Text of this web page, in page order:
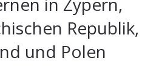
Republik,
und Polen